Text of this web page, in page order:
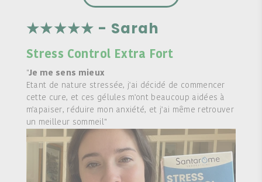
★★★★★ - Sarah
Stress Control Extra Fort
"Je me sens mieux
Etant de nature stressée, j'ai décidé de commencer
cette cure, et ces gélules m'ont beaucoup aidées à
m'apaiser, réduire mon anxiété, et j'ai même retrouver
un meilleur sommeil"